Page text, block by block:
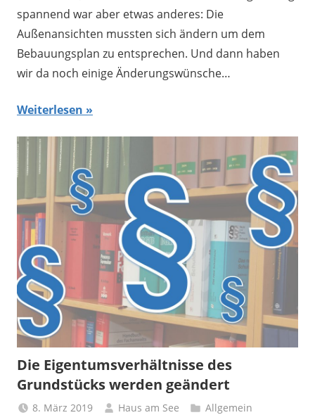
spannend war aber etwas anderes: Die
Außenansichten mussten sich ändern um dem
Bebauungsplan zu entsprechen. Und dann haben
wir da noch einige Änderungswünsche…
Weiterlesen
Die Eigentumsverhältnisse des
Grundstücks werden geändert
8. März 2019 Haus am See Allgemein